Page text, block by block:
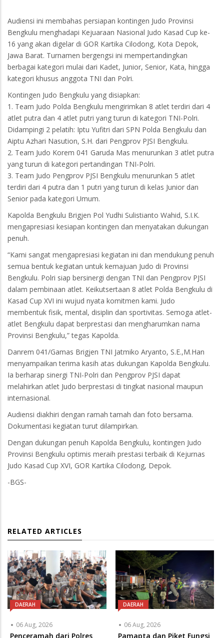
Audiensi ini membahas persiapan kontingen Judo Provinsi
Bengkulu menghadapi Kejuaraan Nasional Judo Kasad Cup ke-
16 yang akan digelar di GOR Kartika Cilodong, Kota Depok,
Jawa Barat. Turnamen bergengsi ini mempertandingkan
berbagai kategori mulai dari Kadet, Junior, Senior, Kata, hingga
kategori khusus anggota TNI dan Polri.
Kontingen Judo Bengkulu yang disiapkan:
1. Team Judo Polda Bengkulu mengirimkan 8 atlet terdiri dari 4
atlet putra dan 4 atlet putri yang turun di kategori TNI-Polri.
Didampingi 2 pelatih: Iptu Yufitri dari SPN Polda Bengkulu dan
Aiptu Azhari Nasution, S.H. dari Pengprov PJSI Bengkulu.
2. Team Judo Korem 041 Garuda Mas menurunkan 3 atlet putra
yang turun di kategori pertandingan TNI-Polri.
3. Team Judo Pengprov PJSI Bengkulu menurunkan 5 atlet
terdiri dari 4 putra dan 1 putri yang turun di kelas Junior dan
Senior pada kategori Umum.
Kapolda Bengkulu Brigjen Pol Yudhi Sulistianto Wahid, S.I.K.
mengapresiasi kesiapan kontingen dan menyatakan dukungan
penuh.
“Kami sangat mengapresiasi kegiatan ini dan mendukung penuh
semua bentuk kegiatan untuk kemajuan Judo di Provinsi
Bengkulu. Polri siap bersinergi dengan TNI dan Pengprov PJSI
dalam pembinaan atlet. Keikutsertaan 8 atlet Polda Bengkulu di
Kasad Cup XVI ini wujud nyata komitmen kami. Judo
membentuk fisik, mental, disiplin dan sportivitas. Semoga atlet-
atlet Bengkulu dapat berprestasi dan mengharumkan nama
Provinsi Bengkulu,” tegas Kapolda.
Danrem 041/Gamas Brigjen TNI Jatmiko Aryanto, S.E.,M.Han
menyampaikan terima kasih atas dukungan Kapolda Bengkulu.
Ia berharap sinergi TNI-Polri dan Pengprov PJSI dapat
melahirkan atlet Judo berprestasi di tingkat nasional maupun
internasional.
Audiensi diakhiri dengan ramah tamah dan foto bersama.
Dokumentasi kegiatan turut dilampirkan.
Dengan dukungan penuh Kapolda Bengkulu, kontingen Judo
Provinsi Bengkulu optimis meraih prestasi terbaik di Kejurnas
Judo Kasad Cup XVI, GOR Kartika Cilodong, Depok.
-BGS-
RELATED ARTICLES
DAERAH
06 Aug, 2026
Penceramah dari Polres
DAERAH
06 Aug, 2026
Pamapta dan Piket Fungsi